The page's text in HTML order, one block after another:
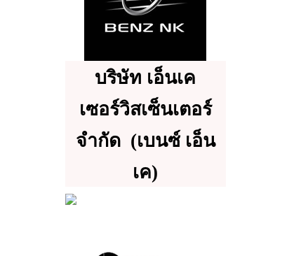
บริษัท เอ็นเค
เซอร์วิสเซ็นเตอร์
จำกัด (เบนซ์ เอ็น
เค)